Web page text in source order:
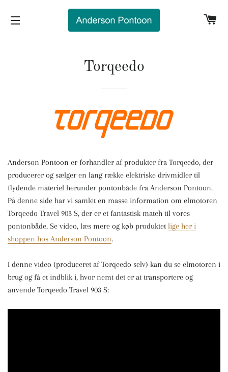
SIDENAVIGERING
Torqeedo
Anderson Pontoon er forhandler af produkter fra Torqeedo, der
producerer og sælger en lang række elektriske drivmidler til
flydende materiel herunder pontonbåde fra Anderson Pontoon.
På denne side har vi samlet en masse information om elmotoren
Torqeedo Travel 903 S, der er et fantastisk match til vores
pontonbåde. Se video, læs mere og køb produktet lige her i
shoppen hos Anderson Pontoon.
I denne video (produceret af Torqeedo selv) kan du se elmotoren i
brug og få et indblik i, hvor nemt det er at transportere og
anvende Torqeedo Travel 903 S: